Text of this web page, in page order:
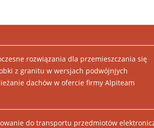
rozwiązania dla przemieszczania się
z granitu w wersjach podwójnjych
dachów w ofercie firmy Alpiteam
do transportu przedmiotów